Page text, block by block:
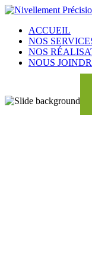
ACCUEIL
NOS
NOS
NOUS